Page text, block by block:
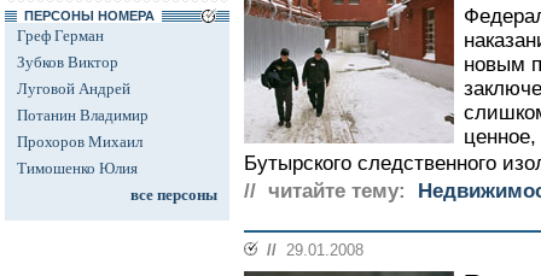
ПЕРСОНЫ НОМЕРА
Греф Герман
Зубков Виктор
Луговой Андрей
Потанин Владимир
Прохоров Михаил
Тимошенко Юлия
все персоны
новым
Бутырского следственного
// читайте тему:
// 29.01.2008